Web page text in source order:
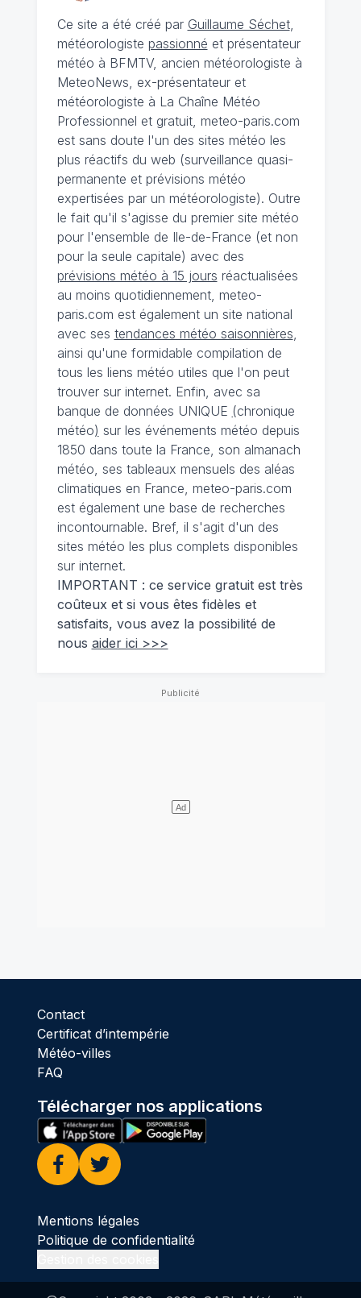
Ce site a été créé par Guillaume Séchet,
météorologiste passionné et présentateur
météo à BFMTV, ancien météorologiste à
MeteoNews, ex-présentateur et
météorologiste à La Chaîne Météo
Professionnel et gratuit, meteo-paris.com
est sans doute l'un des sites météo les
plus réactifs du web (surveillance quasi-
permanente et prévisions météo
expertisées par un météorologiste). Outre
le fait qu'il s'agisse du premier site météo
pour l'ensemble de Ile-de-France (et non
pour la seule capitale) avec des
prévisions météo à 15 jours réactualisées
au moins quotidiennement, meteo-
paris.com est également un site national
avec ses tendances météo saisonnières,
ainsi qu'une formidable compilation de
tous les liens météo utiles que l'on peut
trouver sur internet. Enfin, avec sa
banque de données UNIQUE (chronique
météo) sur les événements météo depuis
1850 dans toute la France, son almanach
météo, ses tableaux mensuels des aléas
climatiques en France, meteo-paris.com
est également une base de recherches
incontournable. Bref, il s'agit d'un des
sites météo les plus complets disponibles
sur internet.
IMPORTANT : ce service gratuit est très
coûteux et si vous êtes fidèles et
satisfaits, vous avez la possibilité de
nous aider ici >>>
Contact
Certificat d’intempérie
Météo-villes
FAQ
Télécharger nos applications
Facebook
Twitter
Mentions légales
Politique de confidentialité